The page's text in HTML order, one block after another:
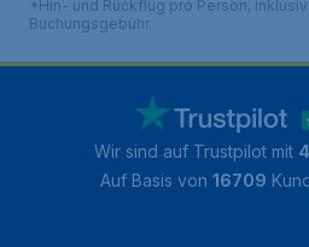
*Hin- und Rückflug pro Person,
Buchungsgebühr.
Wir sind auf Trustpilot mit
Auf Basis von 16709